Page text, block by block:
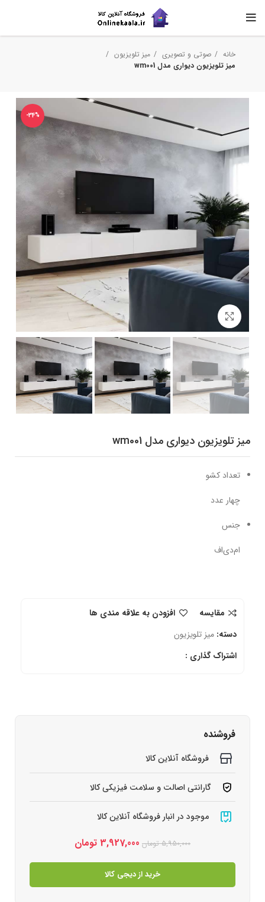
خانه صوتی و تصویری
میز تلویزیون
میز تلویزیون دیواری مدل wm001
-34%
میز تلویزیون دیواری مدل wm001
تعداد کشو
چهار عدد
جنس
ام‌دی‌اف
مقایسه
افزودن به علاقه مندی ها
دسته: میز تلویزیون
اشتراک گذاری :
فروشنده
فروشگاه آنلاین کالا
گارانتی اصالت و سلامت فیزیکی کالا
موجود در انبار فروشگاه آنلاین کالا
5,950,000 تومان 3,927,000 تومان
خرید از دیجی کالا